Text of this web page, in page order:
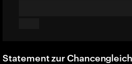
Statement zur